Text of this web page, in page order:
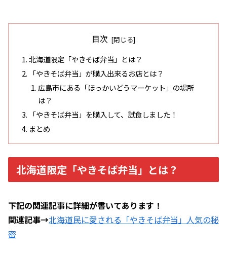
目次
北海道限定「やきそば弁当」とは？
「やきそば弁当」が購入出来るお店とは？
広島市にある「ほっかいどうマーケット」の場所
は？
「やきそば弁当」を購入して、試食しました！
まとめ
北海道限定「やきそば弁当」とは？
下記の関連記事に詳細が書いてあります！
関連記事→北海道民に愛される「やきそば弁当」人気の秘
密